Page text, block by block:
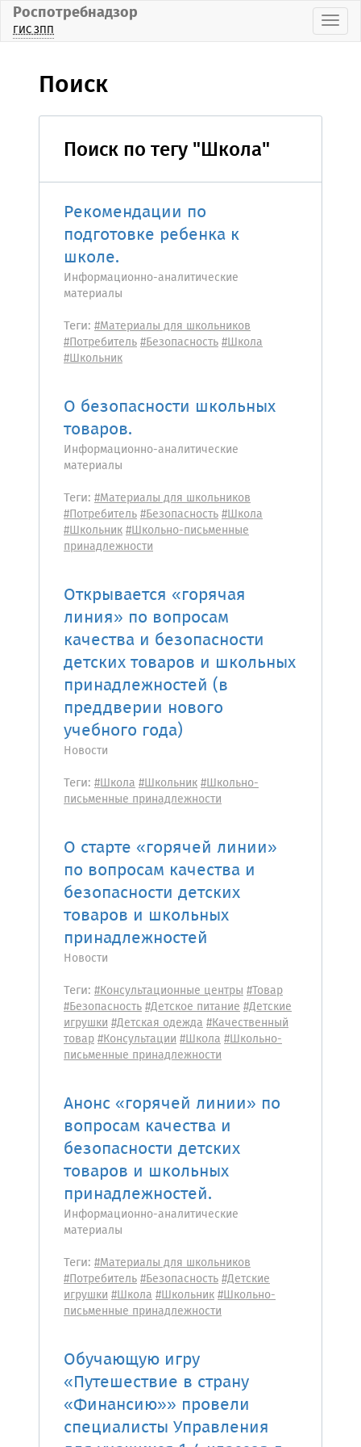
Роспотребнадзор
ГИС ЗПП
Поиск
Поиск по тегу "Школа"
Рекомендации по
подготовке ребенка к
школе.
Информационно-аналитические
материалы
Теги: #Материалы для школьников
#Потребитель#Безопасность#Школа
#Школьник
О безопасности школьных
товаров.
Информационно-аналитические
материалы
Теги: #Материалы для школьников
#Потребитель#Безопасность#Школа
#Школьник#Школьно-письменные
принадлежности
Открывается «горячая
линия» по вопросам
качества и безопасности
детских товаров и школьных
принадлежностей (в
преддверии нового
учебного года)
Новости
Теги: #Школа#Школьник#Школьно-
письменные принадлежности
О старте «горячей линии»
по вопросам качества и
безопасности детских
товаров и школьных
принадлежностей
Новости
Теги: #Консультационные центры#Товар
#Безопасность#Детское питание#Детские
игрушки#Детская одежда#Качественный
товар#Консультации#Школа#Школьно-
письменные принадлежности
Анонс «горячей линии» по
вопросам качества и
безопасности детских
товаров и школьных
принадлежностей.
Информационно-аналитические
материалы
Теги: #Материалы для школьников
#Потребитель#Безопасность#Детские
игрушки#Школа#Школьник#Школьно-
письменные принадлежности
Обучающую игру
«Путешествие в страну
«Финансию»» провели
специалисты Управления